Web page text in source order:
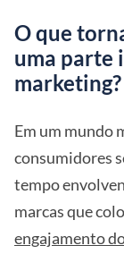
O que
uma parte
marketing?
Em um mundo
consumidores
tempo
marcas que
engajamento